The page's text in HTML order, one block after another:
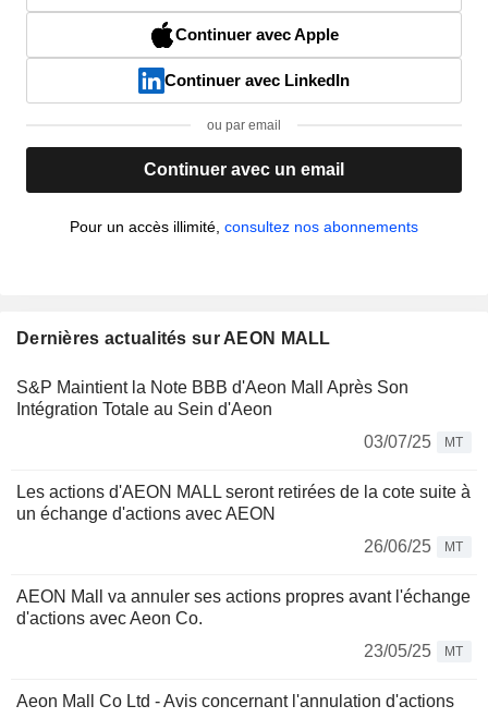
Continuer avec Apple
Continuer avec LinkedIn
ou par email
Continuer avec un email
Pour un accès illimité, consultez nos abonnements
Dernières actualités sur AEON MALL
S&P Maintient la Note BBB d'Aeon Mall Après Son
Intégration Totale au Sein d'Aeon
03/07/25
MT
Les actions d'AEON MALL seront retirées de la cote suite à
un échange d'actions avec AEON
26/06/25
MT
AEON Mall va annuler ses actions propres avant l'échange
d'actions avec Aeon Co.
23/05/25
MT
Aeon Mall Co Ltd - Avis concernant l'annulation d'actions